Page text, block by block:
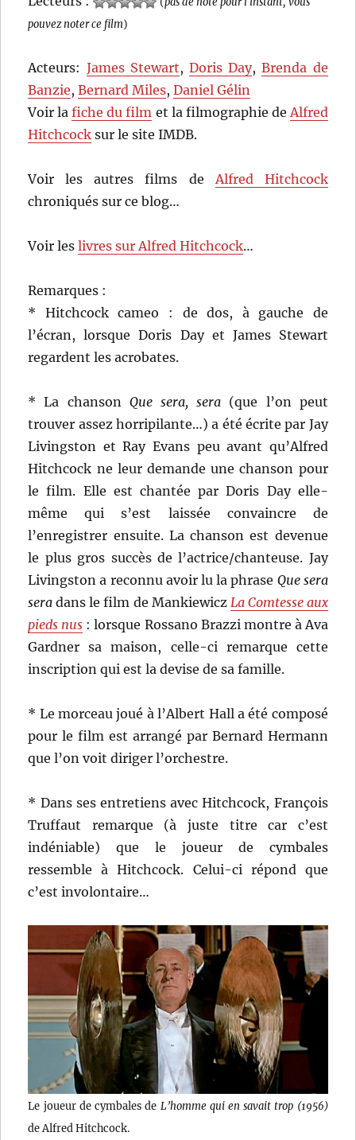
pouvez noter ce film)
Acteurs: James Stewart, Doris Day,Brenda de
Banzie,Bernard Miles,Daniel Gélin
Voir lafiche du film et la filmographie deAlfred
Hitchcock sur le site IMDB.
Voir les autres films deAlfred Hitchcock
chroniqués sur ce blog…
Voir leslivres sur Alfred Hitchcock…
Remarques :
* Hitchcock cameo : de dos, à gauche de
l’écran, lorsque Doris Day et James Stewart
regardent les acrobates.
* La chanson Que sera, sera (que l’on peut
trouver assez horripilante…) a été écrite par Jay
Livingston et Ray Evans peu avant qu’Alfred
Hitchcock ne leur demande une chanson pour
le film. Elle est chantée par Doris Day elle-
même qui s’est laissée convaincre de
l’enregistrer ensuite. La chanson est devenue
le plus gros succès de l’actrice/chanteuse. Jay
Livingston a reconnu avoir lu la phrase Que sera
sera dans le film de Mankiewicz La Comtesse aux
pieds nus : lorsque Rossano Brazzi montre à Ava
Gardner sa maison, celle-ci remarque cette
inscription qui est la devise de sa famille.
* Le morceau joué à l’Albert Hall a été composé
pour le film est arrangé par Bernard Hermann
que l’on voit diriger l’orchestre.
* Dans ses entretiens avec Hitchcock, François
Truffaut remarque (à juste titre car c’est
indéniable) que le joueur de cymbales
ressemble à Hitchcock. Celui-ci répond que
c’est involontaire…
Le joueur de cymbales de L’homme qui en savait trop (1956)
de Alfred Hitchcock.